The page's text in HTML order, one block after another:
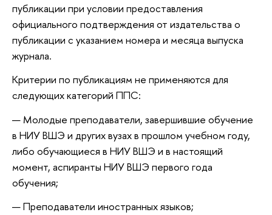
публикации при условии предоставления
официального подтверждения от издательства о
публикации с указанием номера и месяца выпуска
журнала.
Критерии по публикациям не применяются для
следующих категорий ППС:
Молодые преподаватели, завершившие обучение
в НИУ ВШЭ и других вузах в прошлом учебном году,
либо обучающиеся в НИУ ВШЭ и в настоящий
момент, аспиранты НИУ ВШЭ первого года
обучения;
Преподаватели иностранных языков;